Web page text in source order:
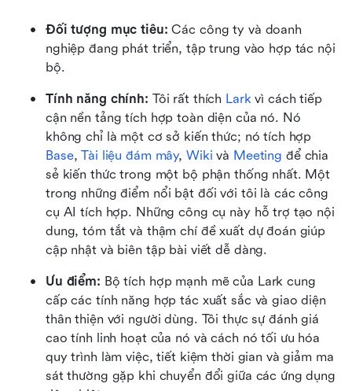
Đối tượng mục tiêu: Các công ty và doanh
nghiệp đang phát triển, tập trung vào hợp tác nội
bộ.
Tính năng chính: Tôi rất thích Lark vì cách tiếp
cận nền tảng tích hợp toàn diện của nó. Nó
Base, Tài liệu đám mây, Wiki và Meeting để chia
sẻ kiến thức trong một bộ phận thống nhất. Một
trong những điểm nổi bật đối với tôi là các công
cụ AI tích hợp. Những công cụ này hỗ trợ tạo nội
dung, tóm tắt và thậm chí đề xuất dự đoán giúp
cập nhật và biên tập bài viết dễ dàng.
Ưu điểm: Bộ tích hợp mạnh mẽ của Lark cung
cấp các tính năng hợp tác xuất sắc và giao diện
thân thiện với người dùng. Tôi thực sự đánh giá
cao tính linh hoạt của nó và cách nó tối ưu hóa
quy trình làm việc, tiết kiệm thời gian và giảm ma
sát thường gặp khi chuyển đổi giữa các ứng dụng